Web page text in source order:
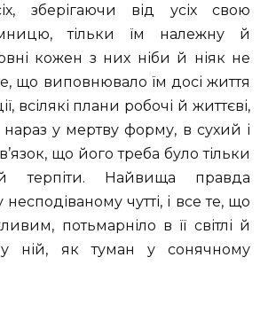
зберігаючи від усіх свою
тільки їм належну й
кожен з них ніби й ніяк не
що виповнювало їм досі життя
всілякі плани робочі й життєві,
у мертву форму, в сухий і
що його треба було тільки
терпіти. Найвища правда
несподіваному чутті, і все те, що
потьмарніло в її світлі й
у ній, як туман у сонячному